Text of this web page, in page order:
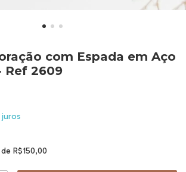
com Espada em Aço
Ref 2609
juros
R$150,00